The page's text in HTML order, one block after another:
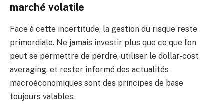
marché volatile
Face à cette incertitude, la gestion du risque reste
primordiale. Ne jamais investir plus que ce que l’on
peut se permettre de perdre, utiliser le dollar-cost
averaging, et rester informé des actualités
macroéconomiques sont des principes de base
toujours valables.